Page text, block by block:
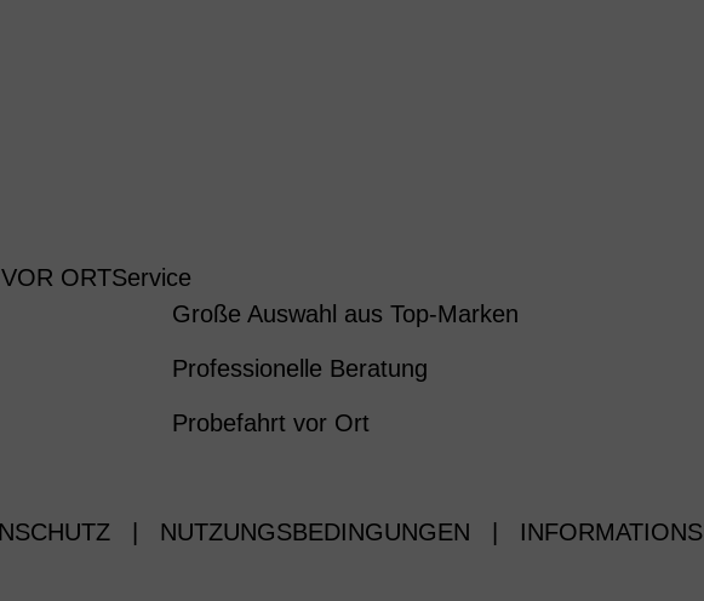
ORTService
Große Auswahl aus Top-Marken
Professionelle Beratung
Probefahrt vor Ort
NUTZUNGSBEDINGUNGEN